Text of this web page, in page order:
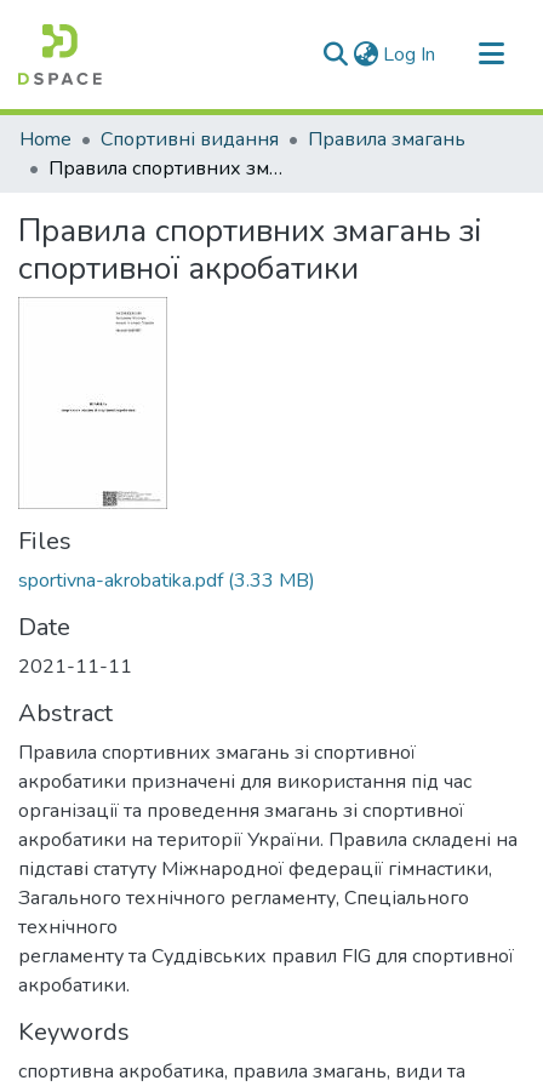
Log In (current)
Communities & Collections
All of DSpace
Home Спортивні видання
Правила змагань
Правила спортивних змагань зі спортивної акробатики
Правила спортивних змагань зі
спортивної акробатики
Files
sportivna-akrobatika.pdf(3.33 MB)
Date
2021-11-11
Abstract
Правила спортивних змагань зі спортивної
акробатики призначені для використання під час
організації та проведення змагань зі спортивної
акробатики на території України. Правила складені на
підставі статуту Міжнародної федерації гімнастики,
Загального технічного регламенту, Спеціального
технічного
регламенту та Суддівських правил FIG для спортивної
акробатики.
Keywords
спортивна акробатика, правила змагань, види та